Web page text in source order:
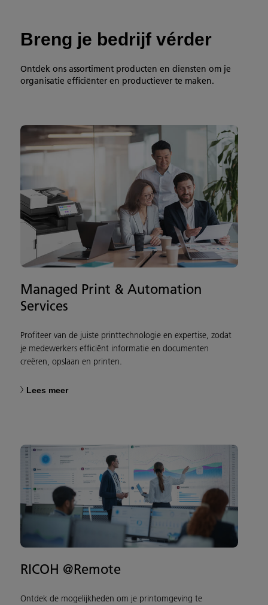
Breng je bedrijf vérder
Ontdek ons assortiment producten en diensten om je
organisatie efficiënter en productiever te maken.
Managed Print & Automation
Services
Profiteer van de juiste printtechnologie en expertise, zodat
je medewerkers efficiënt informatie en documenten
creëren, opslaan en printen.
Lees meer
RICOH @Remote
Ontdek de mogelijkheden om je printomgeving te